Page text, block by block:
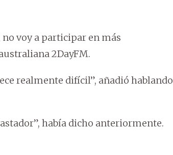
voy a participar en más
2DayFM.
realmente difícil”, añadió hablando
había dicho anteriormente.